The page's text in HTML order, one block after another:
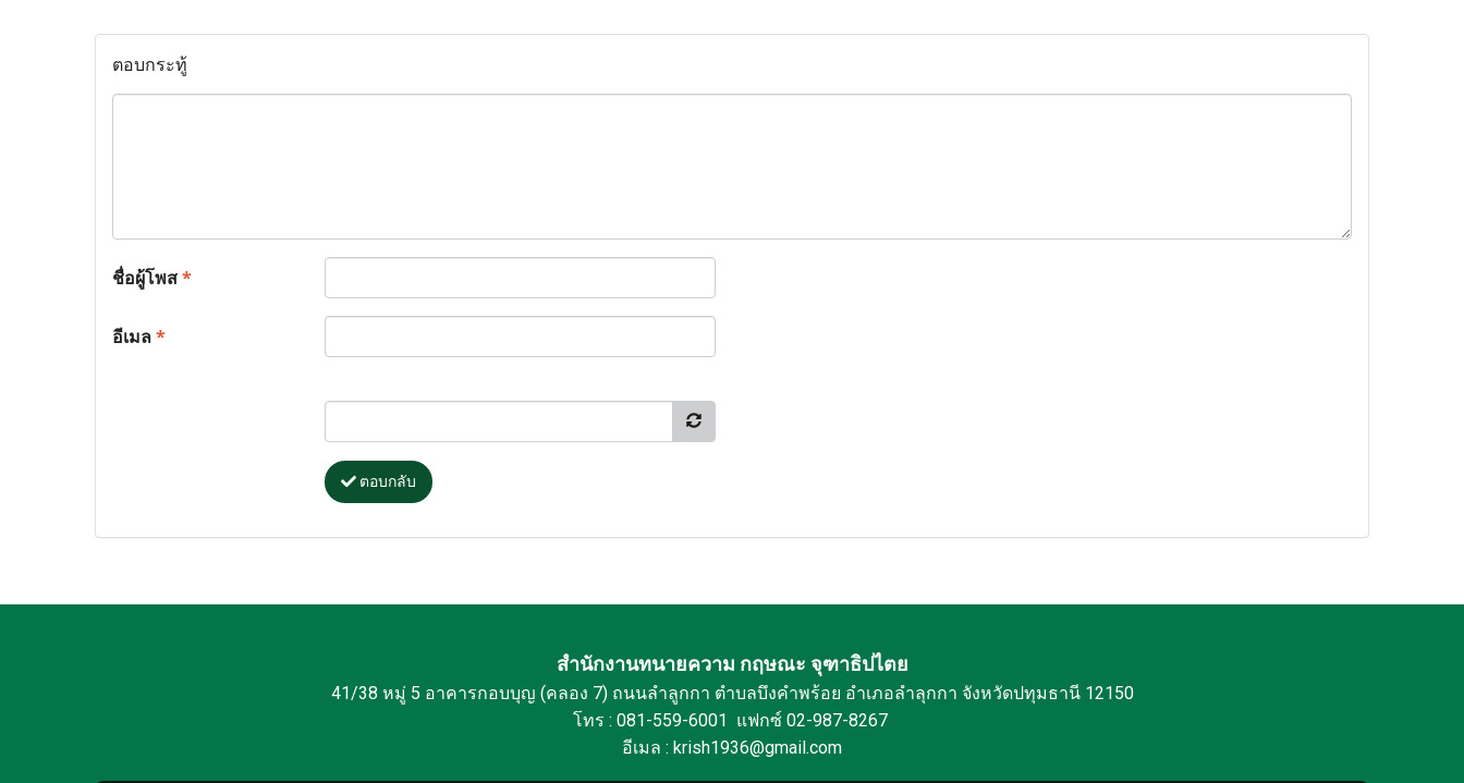
ตอบกระทู้
ชื่อผู้โพส*
อีเมล*
ตอบกลับ
สำนักงานทนายความ กฤษณะ จุฑาธิปไตย
41/38 หมู่ 5 อาคารกอบบุญ (คลอง 7) ถนนลำลูกกา ตำบลบึงคำพร้อย อำเภอลำลุกกา จังหวัดปทุมธานี 12150
โทร : 081-559-6001 แฟกซ์ 02-987-8267
อีเมล : krish1936@gmail.com